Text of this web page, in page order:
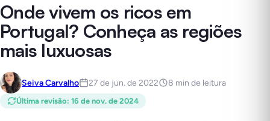
Onde vivem os ricos em
Portugal? Conheça as regiões
mais luxuosas
Seiva Carvalho 27 de jun. de 2022 8 min de leitura
Última revisão: 16 de nov. de 2024